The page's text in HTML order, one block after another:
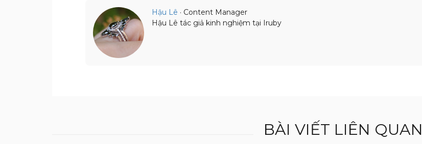
Hậu Lê · Content Manager
Hậu Lê tác giả kinh nghiệm tại Iruby
BÀI VIẾT LIÊN QUAN